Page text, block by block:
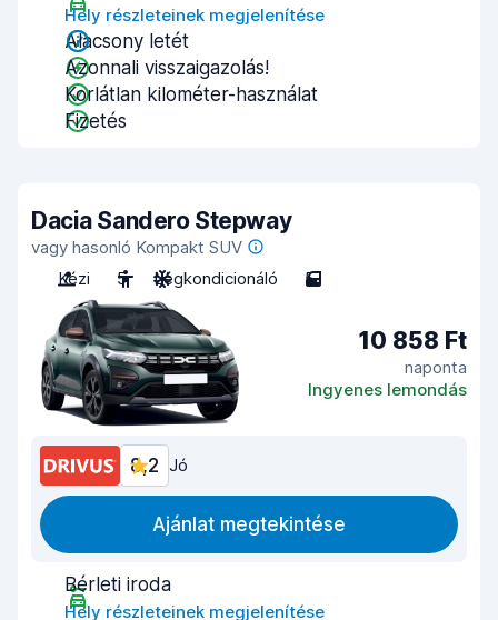
Hely részleteinek megjelenítése
Alacsony letét
Azonnali visszaigazolás!
Korlátlan kilométer-használat
Fizetés
Dacia Sandero Stepway
vagy hasonló Kompakt SUV
Kézi
5 Légkondicionáló 5
10 858 Ft
naponta
Ingyenes lemondás
8,2 Jó
Ajánlat megtekintése
Bérleti iroda
Hely részleteinek megjelenítése